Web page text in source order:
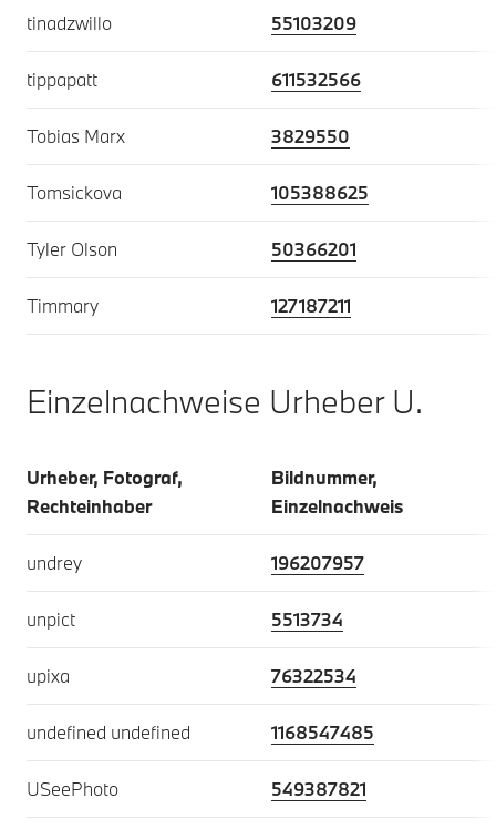
tinadzwillo 55103209
tippapatt 611532566
Tobias Marx 3829550
Tomsickova 105388625
Tyler Olson 50366201
Timmary 127187211
Einzelnachweise Urheber U.
Urheber, Fotograf,
Rechteinhaber
Bildnummer,
Einzelnachweis
undrey 196207957
unpict 5513734
upixa 76322534
undefined undefined 1168547485
USeePhoto 549387821